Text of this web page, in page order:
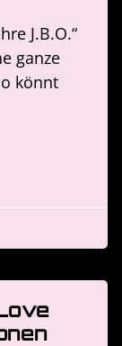
J.B.O.“
ganze
könnt